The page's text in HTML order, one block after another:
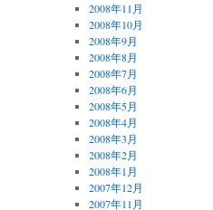
2008年11月
2008年10月
2008年9月
2008年8月
2008年7月
2008年6月
2008年5月
2008年4月
2008年3月
2008年2月
2008年1月
2007年12月
2007年11月